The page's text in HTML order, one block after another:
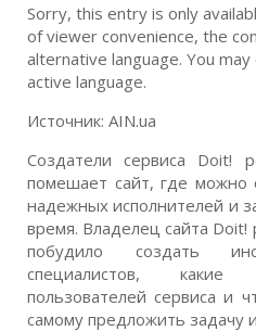
Sorry, this entry is only
of viewer convenience, the
alternative language. You
active language.
Источник: AIN.ua
Создатели сервиса Doit!
помешает сайт, где можно
надежных исполнителей и
время. Владелец сайта Doit!
побудило создать
специалистов,
пользователей сервиса и
самому предложить задачу